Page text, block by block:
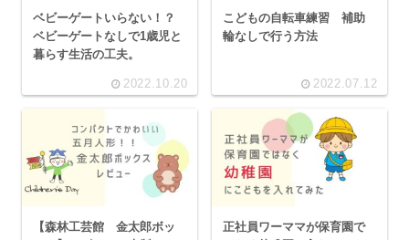
ベビーゲートいらない！？
ベビーゲートなしで1歳児と
暮らす生活の工夫。
2022.10.20
こどもの自転車練習 補助
輪なしで行う方法
2022.07.12
【森林工芸館 金太郎ボッ
正社員ワーママが保育園で